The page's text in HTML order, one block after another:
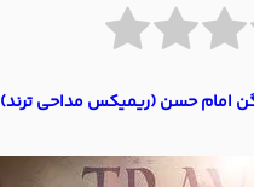
امام حسن (ریمیکس مداحی ترند)